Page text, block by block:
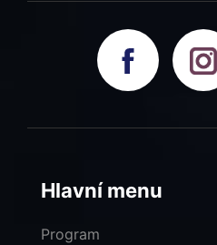
Hlavní menu
Program